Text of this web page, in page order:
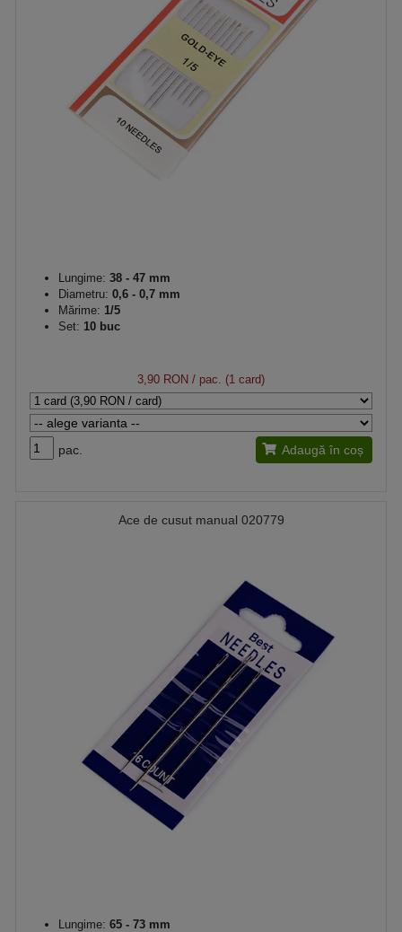
Lungime: 38 - 47 mm
Diametru: 0,6 - 0,7 mm
Mărime: 1/5
Set: 10 buc
3,90 RON / pac. (1 card)
pac. Adaugă în coș
Ace de cusut manual 020779
Lungime: 65 - 73 mm